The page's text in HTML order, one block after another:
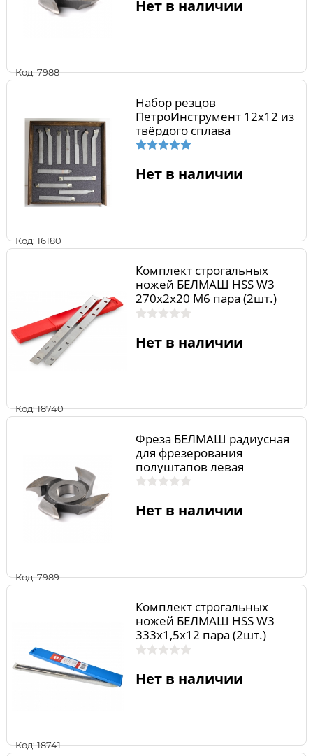
Код: 7988
Нет в наличии
Код: 16180
Набор резцов
ПетроИнструмент 12х12 из
твёрдого сплава
Нет в наличии
Код: 18740
Комплект строгальных
ножей БЕЛМАШ HSS W3
270х2х20 M6 пара (2шт.)
RN060A
Нет в наличии
Код: 7989
Фреза БЕЛМАШ радиусная
для фрезерования
полуштапов левая
125х32х9 мм RF0025AVKL
Нет в наличии
Код: 18741
Комплект строгальных
ножей БЕЛМАШ HSS W3
333х1,5х12 пара (2шт.)
RN064A
Нет в наличии